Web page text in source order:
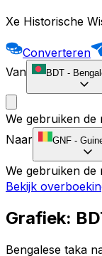
Xe Historische
Converteren
Van
BDT -
We gebruiken de
Naar
GNF -
We gebruiken de
Bekijk
Grafiek:
Bengalese taka